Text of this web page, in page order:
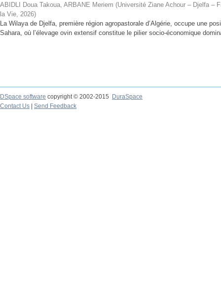
ABIDLI Doua Takoua, ARBANE Meriem (Université Ziane Achour – Djelfa –
la Vie, 2026)
La Wilaya de Djelfa, première région agropastorale d’Algérie, occupe une
Sahara, où l’élevage ovin extensif constitue le pilier socio-économique
DSpace software copyright © 2002-2015
DuraSpace
Contact Us
Send Feedback